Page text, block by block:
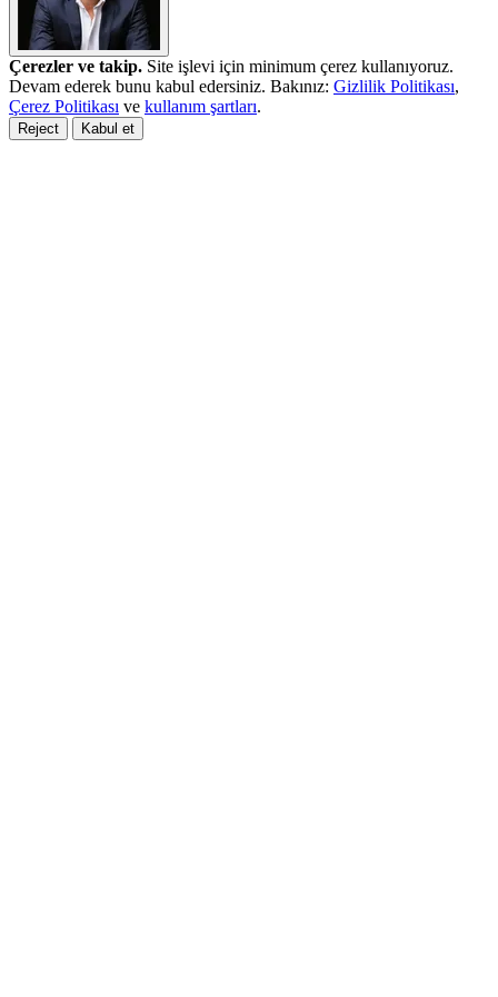
Çerezler ve takip. Site işlevi için minimum çerez kullanıyoruz.
Devam ederek bunu kabul edersiniz. Bakınız: Gizlilik Politikası,
Çerez Politikası ve kullanım şartları.
Reject Kabul et